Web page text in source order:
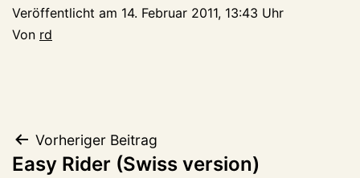
Veröffentlicht am 14. Februar 2011, 13:43 Uhr
Von rd
Beitragsnavigation
Vorheriger Beitrag
Easy Rider (Swiss version)